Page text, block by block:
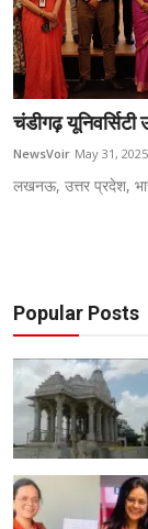
बिजनेस
मनोरंजन
टेक
खेल
विशेष
चंडीगढ़
NewsVoir May 31, 2025
लखनऊ, उत्तर प्रदेश,
Popular Posts